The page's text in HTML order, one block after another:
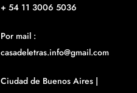
+ 54 11 3006 5036
Por mail :
casadeletras.info@gmail.com
Ciudad de Buenos Aires |